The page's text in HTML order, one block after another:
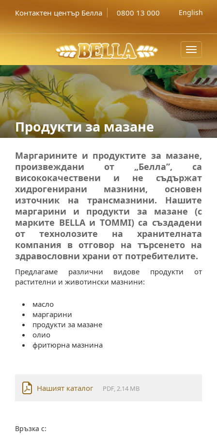
Контактен център Белла 0800 13 000 English
Toggle
Продукти за мазане
Маргарините и продуктите за мазане,
произвеждани от „Белла”, са
висококачествени и не съдържат
хидрогенирани мазнини, основен
източник на трансмазнини. Нашите
маргарини и продукти за мазане (с
марките BELLA и TOMMI) са създадени
от технолозите на хранителната
компания в отговор на търсенето на
здравословни храни от потребителите.
Предлагаме различни видове продукти от
растителни и животински мазнини:
масло
маргарини
продукти за мазане
олио
фритюрна мазнина
Нашият каталог PDF, 2.14 MB
Връзка с: